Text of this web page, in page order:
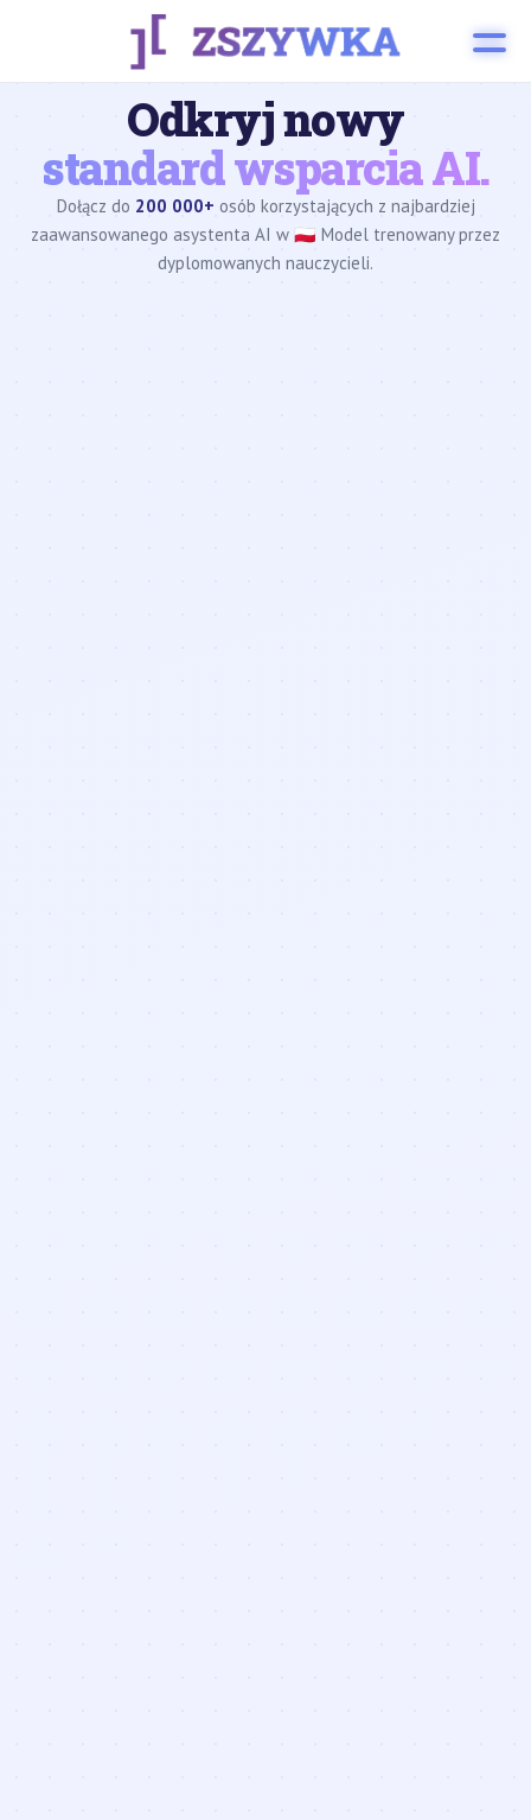
Odkryj nowy
standard wsparcia AI.
Dołącz do 200 000+ osób korzystających z najbardziej
zaawansowanego asystenta AI w 🇵🇱 Model trenowany przez
dyplomowanych nauczycieli.